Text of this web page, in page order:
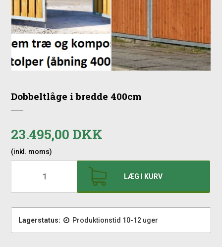
Dobbeltlåge i bredde 400cm
23.495,00 DKK
(inkl. moms)
LÆG I KURV
Lagerstatus: Produktionstid 10-12 uger